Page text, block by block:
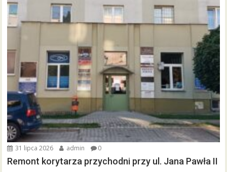
31 lipca 2026 admin 0
Remont korytarza przychodni przy ul. Jana Pawła II